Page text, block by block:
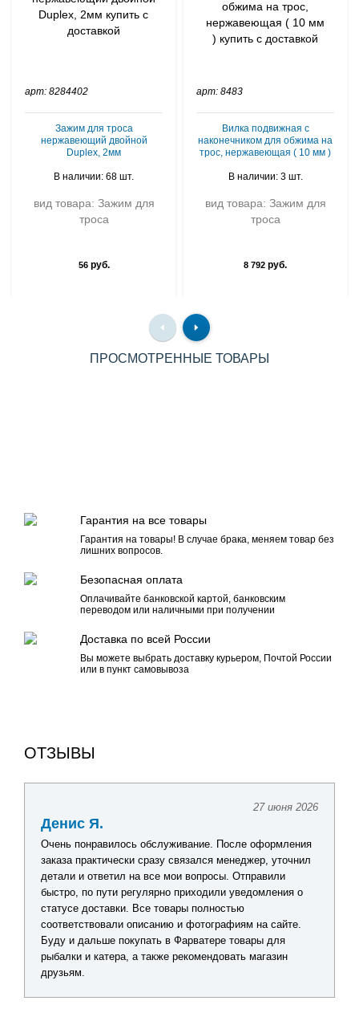
арт: 8284402
Зажим для троса
нержавеющий двойной
Duplex, 2мм
В наличии: 68 шт.
вид товара: Зажим для
троса
56руб.
арт: 8483
Вилка подвижная с
наконечником для обжима на
трос, нержавеющая ( 10 мм )
В наличии: 3 шт.
вид товара: Зажим для
троса
8 792 руб.
ПРОСМОТРЕННЫЕ ТОВАРЫ
Гарантия на все товары
Гарантия на товары! В случае брака, меняем товар без
лишних вопросов.
Безопасная оплата
Оплачивайте банковской картой, банковским
переводом или наличными при получении
Доставка по всей России
Вы можете выбрать доставку курьером, Почтой России
или в пункт самовывоза
ОТЗЫВЫ
27 июня 2026
Денис Я.
Очень понравилось обслуживание. После оформления
заказа практически сразу связался менеджер, уточнил
детали и ответил на все мои вопросы. Отправили
быстро, по пути регулярно приходили уведомления о
статусе доставки. Все товары полностью
соответствовали описанию и фотографиям на сайте.
Буду и дальше покупать в Фарватере товары для
рыбалки и катера, а также рекомендовать магазин
друзьям.